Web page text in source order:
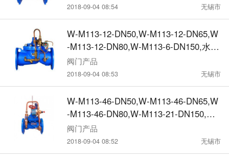
2018-09-04 08:54 无锡市
W-M113-12-DN50,W-M113-12-DN65,W
-M113-12-DN80,W-M113-6-DN150,水力
控制阀
阀门产品
2018-09-04 08:53 无锡市
W-M113-46-DN50,W-M113-46-DN65,W
-M113-46-DN80,W-M113-21-DN150,水
力控制阀
阀门产品
2018-09-04 08:52 无锡市